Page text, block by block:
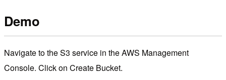
Demo
Navigate to the S3 service in the AWS Management
Console. Click on Create Bucket.